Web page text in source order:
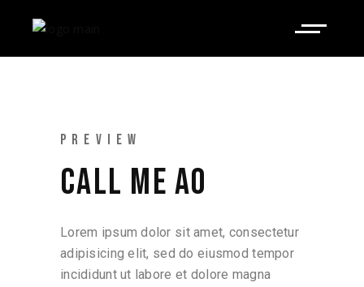
PREVIEW
CALL ME AO
Lorem ipsum dolor sit amet, consectetur
adipisicing elit, sed do eiusmod tempor
incididunt ut labore et dolore magna